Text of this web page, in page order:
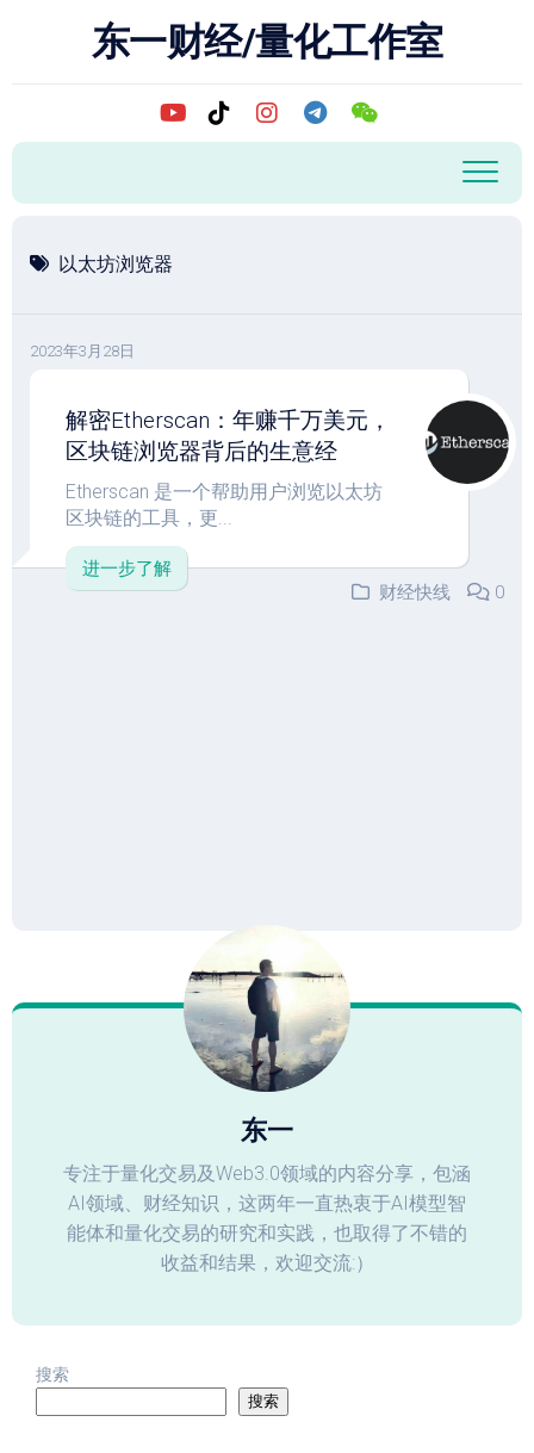
东一财经/量化工作室
以太坊浏览器
2023年3月28日
解密Etherscan：年赚千万美元，
区块链浏览器背后的生意经
Etherscan 是一个帮助用户浏览以太坊
区块链的工具，更...
进一步了解
财经快线
0
东一
专注于量化交易及Web3.0领域的内容分享，包涵
AI领域、财经知识，这两年一直热衷于AI模型智
能体和量化交易的研究和实践，也取得了不错的
收益和结果，欢迎交流:）
搜索
搜索